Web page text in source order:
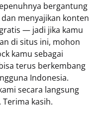
bergantung
menyajikan konten
— jadi jika kamu
di situs ini, mohon
kamu sebagai
terus berkembang
Indonesia.
secara langsung
. Terima kasih.